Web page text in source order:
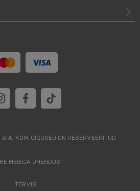
KÕIK ÕIGUSED ON RESERVEERITUD
MEIEGA ÜHENDUST
TERVIS